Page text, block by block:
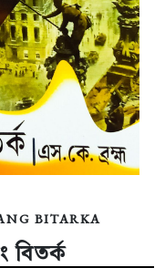
BITARKA
বিতর্ক